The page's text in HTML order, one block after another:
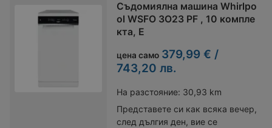
Съдомиялна машина Whirlpo
ol WSFO 3O23 PF , 10 компле
кта, E
цена само 379,99 € /
743,20 лв.
На разстояние: 30,93 km
Представете си как всяка вечер,
след дългия ден, вие се